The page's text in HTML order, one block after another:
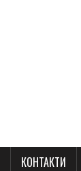
КОНТАКТИ